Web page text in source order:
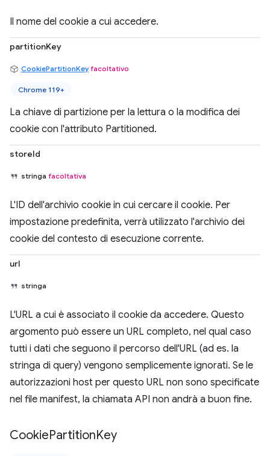
Il nome del cookie a cui accedere.
partitionKey
CookiePartitionKey facoltativo
Chrome 119+
La chiave di partizione per la lettura o la modifica dei
cookie con l'attributo Partitioned.
storeId
stringa facoltativa
L'ID dell'archivio cookie in cui cercare il cookie. Per
impostazione predefinita, verrà utilizzato l'archivio dei
cookie del contesto di esecuzione corrente.
url
stringa
L'URL a cui è associato il cookie da accedere. Questo
argomento può essere un URL completo, nel qual caso
tutti i dati che seguono il percorso dell'URL (ad es. la
stringa di query) vengono semplicemente ignorati. Se le
autorizzazioni host per questo URL non sono specificate
nel file manifest, la chiamata API non andrà a buon fine.
CookiePartitionKey